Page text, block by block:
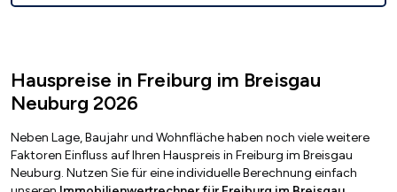
Hauspreise in Freiburg im Breisgau
Neuburg 2026
Neben Lage, Baujahr und Wohnfläche haben noch viele weitere
Faktoren Einfluss auf Ihren Hauspreis in Freiburg im Breisgau
Neuburg. Nutzen Sie für eine individuelle Berechnung einfach